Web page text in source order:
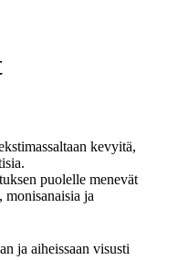
kevyitä,
puolelle menevät
monisanaisia ja
ja aiheissaan visusti